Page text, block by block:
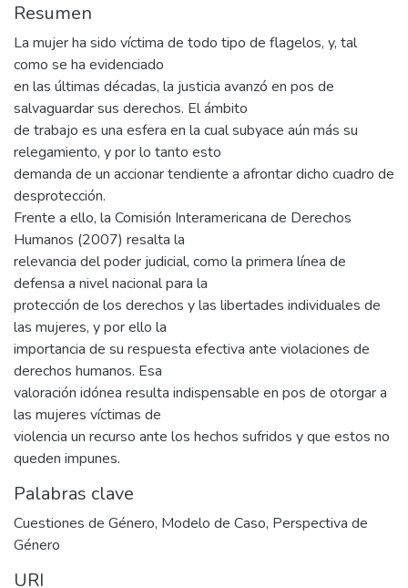
Resumen
La mujer ha sido víctima de todo tipo de flagelos, y, tal
como se ha evidenciado
en las últimas décadas, la justicia avanzó en pos de
salvaguardar sus derechos. El ámbito
de trabajo es una esfera en la cual subyace aún más su
relegamiento, y por lo tanto esto
demanda de un accionar tendiente a afrontar dicho cuadro de
desprotección.
Frente a ello, la Comisión Interamericana de Derechos
Humanos (2007) resalta la
relevancia del poder judicial, como la primera línea de
defensa a nivel nacional para la
protección de los derechos y las libertades individuales de
las mujeres, y por ello la
importancia de su respuesta efectiva ante violaciones de
derechos humanos. Esa
valoración idónea resulta indispensable en pos de otorgar a
las mujeres víctimas de
violencia un recurso ante los hechos sufridos y que estos no
queden impunes.
Palabras clave
Cuestiones de Género, Modelo de Caso, Perspectiva de
Género
URI